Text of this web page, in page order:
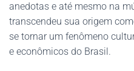
anedotas e até mesmo na
transcendeu sua origem
se tornar um fenômeno
e econômicos do Brasil.